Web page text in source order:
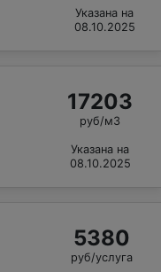
Указана на
08.10.2025
17203
руб/м3
Указана на
08.10.2025
5380
руб/услуга